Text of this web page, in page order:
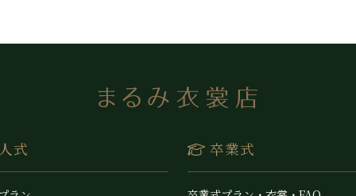
式 卒業式